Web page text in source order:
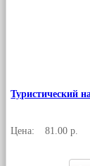
Туристический
Цена: 81.00 р.